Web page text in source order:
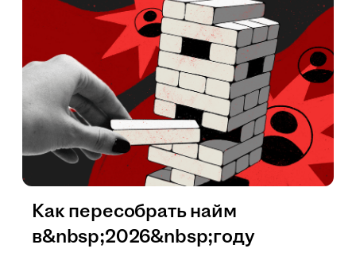
Как пересобрать найм
в&nbsp;2026&nbsp;году